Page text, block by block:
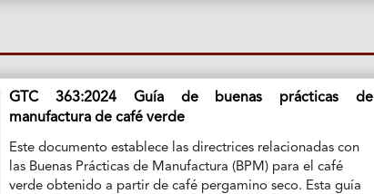
GTC 363:2024 Guía de buenas prácticas de
manufactura de café verde
Este documento establece las directrices relacionadas con
las Buenas Prácticas de Manufactura (BPM) para el café
verde obtenido a partir de café pergamino seco. Esta guía